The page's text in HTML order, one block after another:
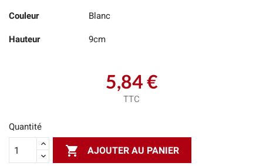
Couleur Blanc
Hauteur 9cm
5,84 €
TTC
Quantité
 AJOUTER AU PANIER